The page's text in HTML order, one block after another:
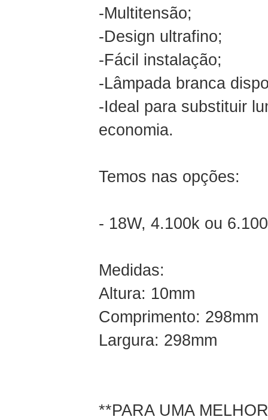
-Multitensão;
-Design ultrafino;
-Fácil instalação;
-Lâmpada branca
-Ideal para substituir
economia.
Temos nas opções:
- 18W, 4.100k ou
Medidas:
Altura: 10mm
Comprimento: 298mm
Largura: 298mm
**PARA UMA